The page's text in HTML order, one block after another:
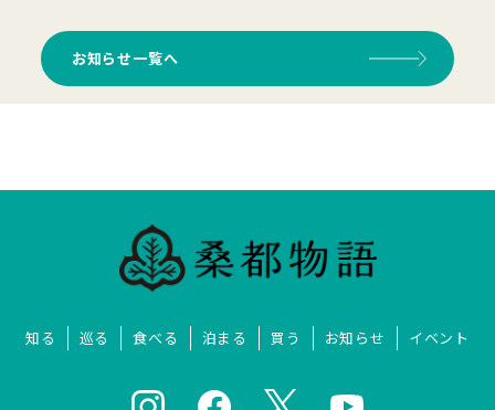
お知らせ一覧へ
知る 巡る 食べる 泊まる 買う お知らせ イベント